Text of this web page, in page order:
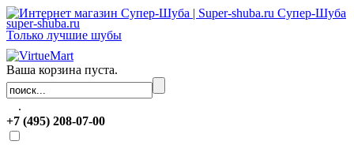
Супер-Шуба
super-shuba.ru
Только лучшие шубы
Ваша корзина пуста.
.
+7 (495) 208-07-00